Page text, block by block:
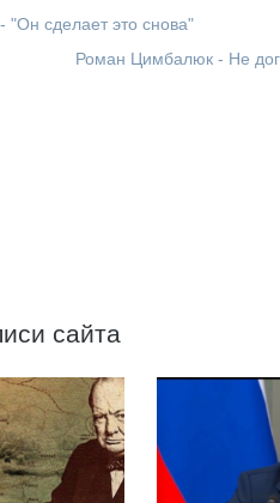
"Он сделает это снова"
Роман Цимбалюк - Не
сайта